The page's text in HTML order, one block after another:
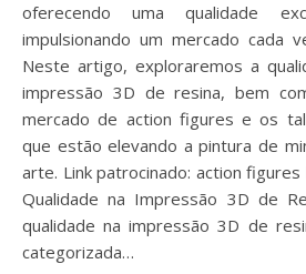
oferecendo uma qualidade
impulsionando um mercado cada
Neste artigo, exploraremos a
impressão 3D de resina, bem
mercado de action figures e os
que estão elevando a pintura de
arte. Link patrocinado: action
Qualidade na Impressão 3D de
qualidade na impressão 3D de
categorizada…